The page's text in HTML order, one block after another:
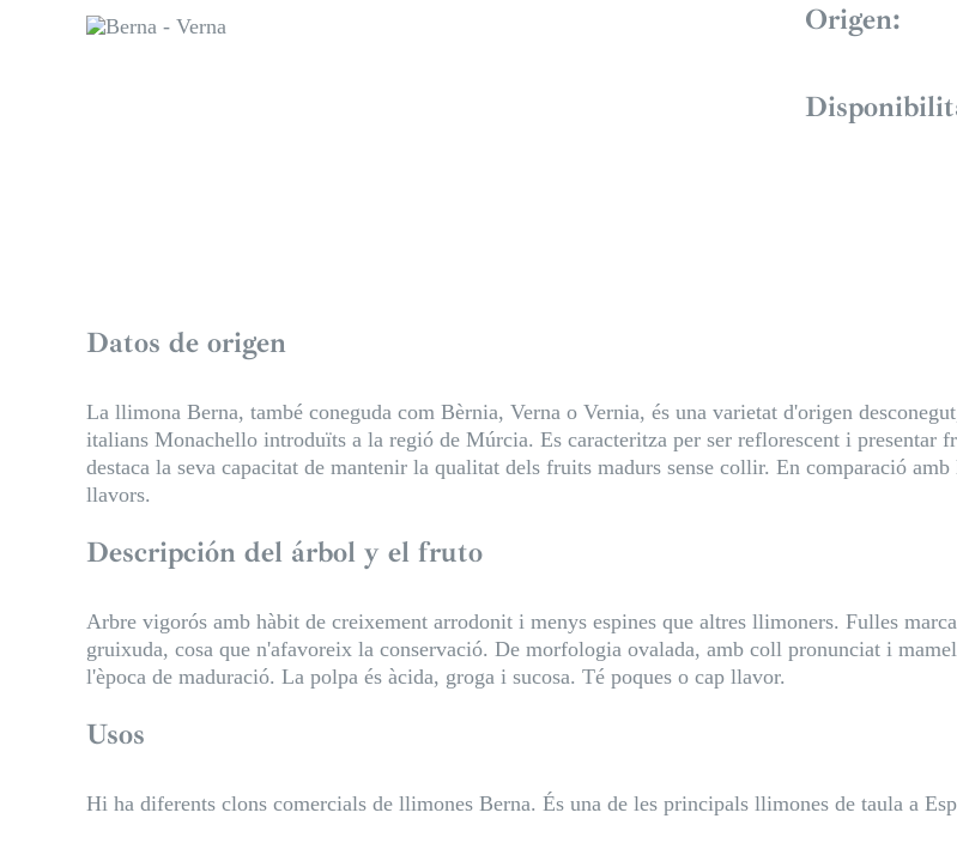
Origen:
Datos de origen
La llimona Berna, també coneguda com Bèrnia, Verna o Vernia, és una varietat d'origen
italians Monachello introduïts a la regió de Múrcia. Es caracteritza per ser reflorescent i
destaca la seva capacitat de mantenir la qualitat dels fruits madurs sense collir. En comparació
llavors.
Descripción del árbol y el fruto
Arbre vigorós amb hàbit de creixement arrodonit i menys espines que altres llimoners. Fulles
gruixuda, cosa que n'afavoreix la conservació. De morfologia ovalada, amb coll pronunciat i
l'època de maduració. La polpa és àcida, groga i sucosa. Té poques o cap llavor.
Usos
Hi ha diferents clons comercials de llimones Berna. És una de les principals llimones de taula a